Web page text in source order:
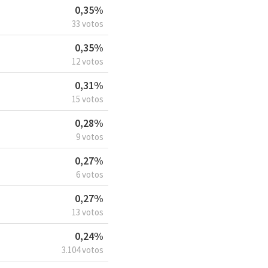
0,35%
33 votos
0,35%
12 votos
0,31%
15 votos
0,28%
9 votos
0,27%
6 votos
0,27%
13 votos
0,24%
3.104 votos